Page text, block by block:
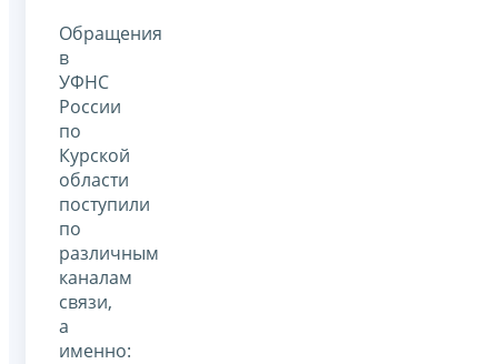
Обращения
в
УФНС
России
по
Курской
области
поступили
по
различным
каналам
связи,
а
именно: